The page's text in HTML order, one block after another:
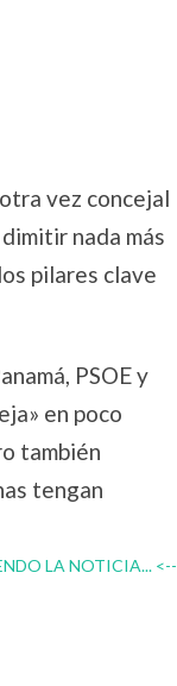
vez concejal
nada más
pilares clave
PSOE y
en poco
también
tengan
LA NOTICIA... <--